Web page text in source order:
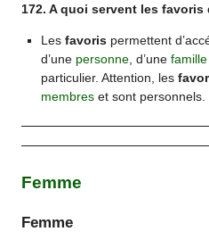
172. A quoi servent les favoris
Les favorispermettent
d’une personne, d’une famille
particulier. Attention, les
membreset sont personnels.
Femme
Femme